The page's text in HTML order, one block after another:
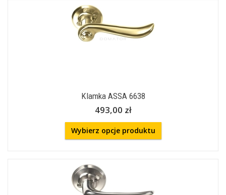
Klamka ASSA 6638
493,00 zł
Wybierz opcje produktu